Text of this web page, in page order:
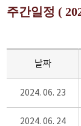
주간일정 (
날짜
2024. 06. 23
2024. 06. 24